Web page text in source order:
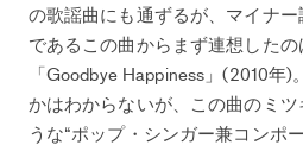
の歌謡曲にも通ずるが、マイナ
であるこの曲からまず連想した
「Goodbye Happiness」(2010年
かはわからないが、この曲のミ
うな“ポップ・シンガー兼コンポ